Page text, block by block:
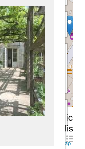
MUSÉE
Bibliothèque
Grande
Rue
38000
Afficher
la liste
le
mode
plein
écran
le
de
zoom
OpenStreetMap